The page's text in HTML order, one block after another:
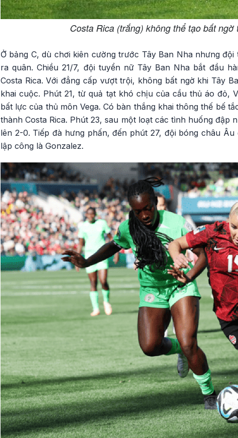
Costa Rica (trắng) không thể tạo bất
Ở bảng C, dù chơi kiên cường trước Tây Ban Nha nhưng
ra quân. Chiều 21/7, đội tuyển nữ Tây Ban Nha bắt đầu
Costa Rica. Với đẳng cấp vượt trội, không bất ngờ khi Tây
khai cuộc. Phút 21, từ quả tạt khó chịu của cầu thủ áo đỏ,
bất lực của thủ môn Vega. Có bàn thắng khai thông thế bế
thành Costa Rica. Phút 23, sau một loạt các tình huống đập
lên 2-0. Tiếp đà hưng phấn, đến phút 27, đội bóng châu
lập công là Gonzalez.